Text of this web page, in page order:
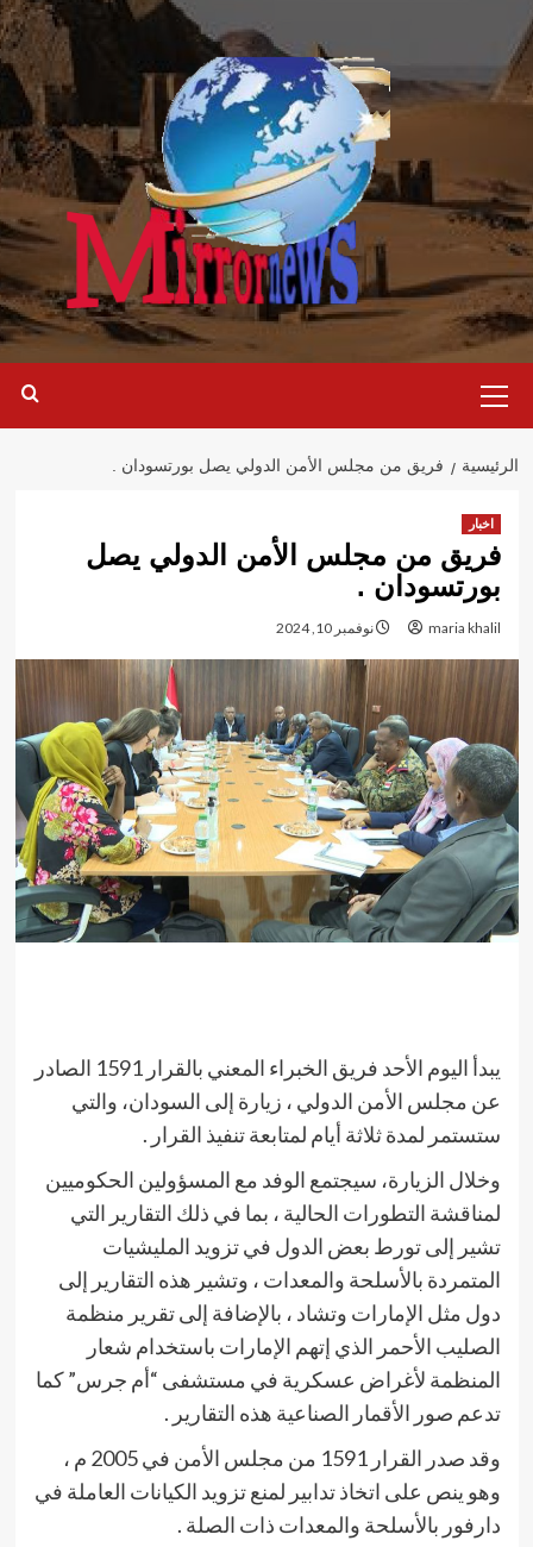
تخطي
إلى
المحتوى
الرئيسية
الرئيسية فريق من مجلس الأمن الدولي يصل بورتسودان .
اخبار
فريق من مجلس الأمن الدولي يصل
بورتسودان .
maria khalil نوفمبر 10, 2024
يبدأ اليوم الأحد فريق الخبراء المعني بالقرار 1591 الصادر
عن مجلس الأمن الدولي ، زيارة إلى السودان، والتي
ستستمر لمدة ثلاثة أيام لمتابعة تنفيذ القرار .
وخلال الزيارة، سيجتمع الوفد مع المسؤولين الحكوميين
لمناقشة التطورات الحالية ، بما في ذلك التقارير التي
تشير إلى تورط بعض الدول في تزويد المليشيات
المتمردة بالأسلحة والمعدات ، وتشير هذه التقارير إلى
دول مثل الإمارات وتشاد ، بالإضافة إلى تقرير منظمة
الصليب الأحمر الذي إتهم الإمارات باستخدام شعار
المنظمة لأغراض عسكرية في مستشفى “أم جرس” كما
تدعم صور الأقمار الصناعية هذه التقارير .
وقد صدر القرار 1591 من مجلس الأمن في 2005 م ،
وهو ينص على اتخاذ تدابير لمنع تزويد الكيانات العاملة في
دارفور بالأسلحة والمعدات ذات الصلة .